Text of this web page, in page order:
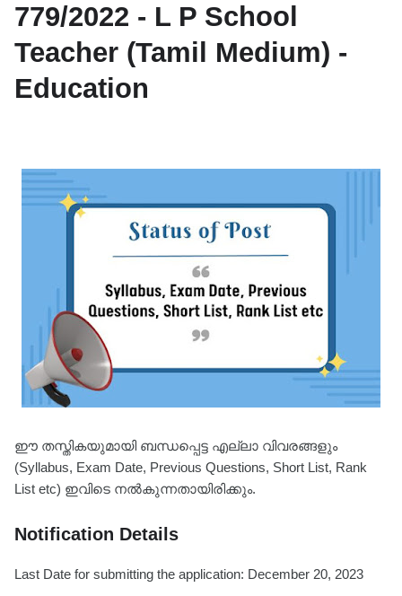
779/2022 - L P School
Teacher (Tamil Medium) -
Education
ഈ തസ്തികയുമായി ബന്ധപ്പെട്ട എല്ലാ വിവരങ്ങളും
(Syllabus, Exam Date, Previous Questions, Short List, Rank
List etc) ഇവിടെ നൽകുന്നതായിരിക്കും.
Notification Details
Last Date for submitting the application: December 20, 2023